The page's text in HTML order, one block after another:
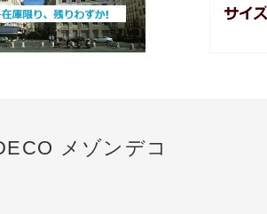
メゾンデコ